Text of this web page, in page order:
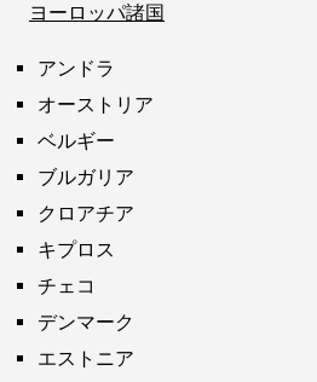
ヨーロッパ諸国
アンドラ
オーストリア
ベルギー
ブルガリア
クロアチア
キプロス
チェコ
デンマーク
エストニア